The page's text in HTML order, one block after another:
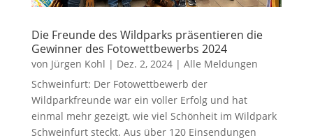
Die Freunde des Wildparks präsentieren die
Gewinner des Fotowettbewerbs 2024
von Jürgen Kohl | Dez. 2, 2024| Alle Meldungen
Schweinfurt: Der Fotowettbewerb der
Wildparkfreunde war ein voller Erfolg und hat
einmal mehr gezeigt, wie viel Schönheit im Wildpark
Schweinfurt steckt. Aus über 120 Einsendungen